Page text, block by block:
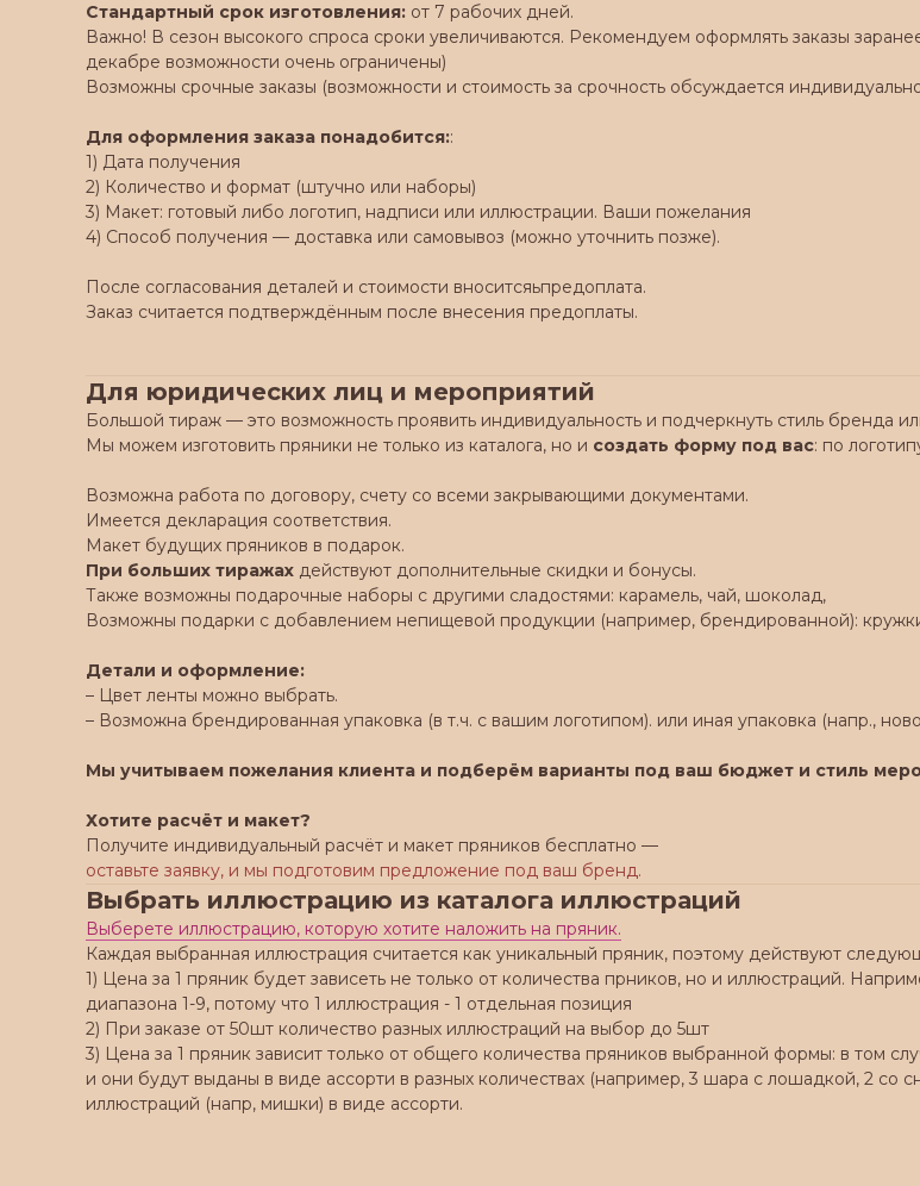
Стандартный срок изготовления: от 7 рабочих дней.
Важно! В сезон высокого спроса сроки увеличиваются. Рекомендуем оформлять заказы
декабре возможности очень ограничены)
Возможны срочные заказы (возможности и стоимость за срочность обсуждается
Для оформления заказа понадобится::
1) Дата получения
2) Количество и формат (штучно или наборы)
3) Макет: готовый либо логотип, надписи или иллюстрации. Ваши пожелания
4) Способ получения — доставка или самовывоз (можно уточнить позже).
После согласования деталей и стоимости вноситсяьпредоплата.
Заказ считается подтверждённым после внесения предоплаты.
Для юридических лиц и мероприятий
Большой тираж — это возможность проявить индивидуальность и подчеркнуть стиль бренда
Мы можем изготовить пряники не только из каталога, но и создать форму под вас: по
Возможна работа по договору, счету со всеми закрывающими документами.
Имеется декларация соответствия.
Макет будущих пряников в подарок.
При больших тиражах действуют дополнительные скидки и бонусы.
Также возможны подарочные наборы с другими сладостями: карамель, чай, шоколад,
Возможны подарки с добавлением непищевой продукции (например, брендированной):
Детали и оформление:
– Цвет ленты можно выбрать.
– Возможна брендированная упаковка (в т.ч. с вашим логотипом). или иная упаковка (напр.,
Мы учитываем пожелания клиента и подберём варианты под ваш бюджет и стиль
Хотите расчёт и макет?
Получите индивидуальный расчёт и макет пряников бесплатно —
оставьте заявку, и мы подготовим предложение под ваш бренд.
Выбрать иллюстрацию из каталога иллюстраций
Выберете иллюстрацию, которую хотите наложить на пряник.
Каждая выбранная иллюстрация считается как уникальный пряник, поэтому действуют
1) Цена за 1 пряник будет зависеть не только от количества прников, но и иллюстраций.
диапазона 1-9, потому что 1 иллюстрация - 1 отдельная позиция
2) При заказе от 50шт количество разных иллюстраций на выбор до 5шт
3) Цена за 1 пряник зависит только от общего количества пряников выбранной формы: в том
и они будут выданы в виде ассорти в разных количествах (например, 3 шара с лошадкой, 2 со
иллюстраций (напр, мишки) в виде ассорти.